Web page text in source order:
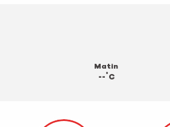
Matin
-- ° C